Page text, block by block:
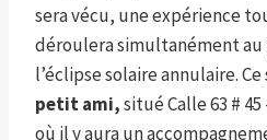
sera vécu, une expérience
déroulera simultanément
l’éclipse solaire annulaire. Ce
petit ami,situé Calle 63 #
où il y aura un